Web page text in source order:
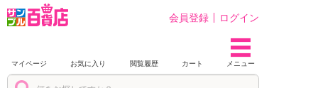
会員登録 ログイン
マイページ お気に入り 閲覧履歴 カート メニュー